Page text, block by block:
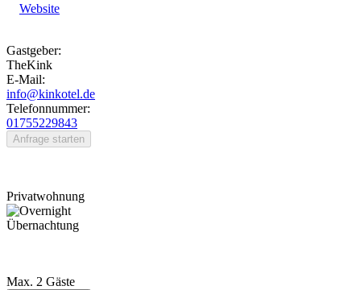
Website
Gastgeber:
TheKink
E-Mail:
info@kinkotel.de
Telefonnummer:
01755229843
Anfrage starten
Privatwohnung
Übernachtung
Max. 2 Gäste